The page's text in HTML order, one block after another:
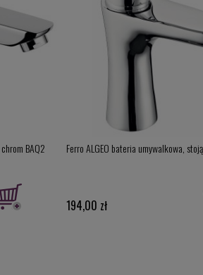
BAQ2 Ferro ALGEO bateria umywalkowa,
194,00 zł